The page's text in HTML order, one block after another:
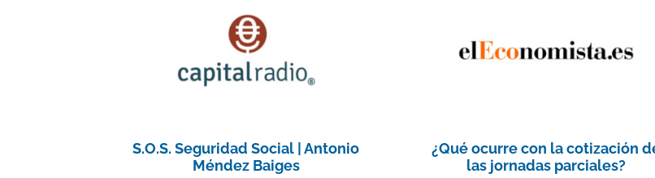
S.O.S. Seguridad Social | Antonio
Méndez Baiges
¿Qué ocurre con la cotización
las jornadas parciales?